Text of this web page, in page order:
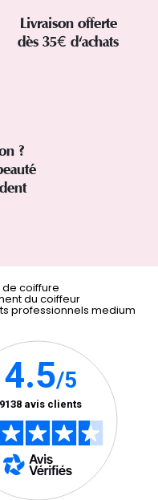
Livraison offerte
dès 35€ d'achats
?
coiffure
du coiffeur
professionnels medium